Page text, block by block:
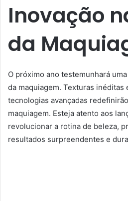
Inovação
da
O próximo ano testemunhará
da maquiagem. Texturas inéditas
tecnologias avançadas
maquiagem. Esteja atento aos
revolucionar a rotina de beleza,
resultados surpreendentes e